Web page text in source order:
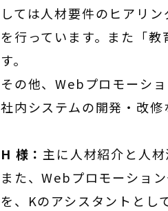
しては人材要件のヒアリ
を行っています。また「
す。
その他、Webプロモーシ
社内システムの開発・改修
H 様：主に人材紹介と人
また、Webプロモーショ
を、Kのアシスタントとし